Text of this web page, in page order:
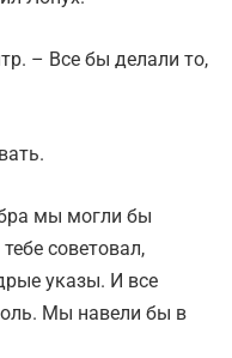
– Все бы делали то,
мы могли бы
советовал,
указы. И все
Мы навели бы в